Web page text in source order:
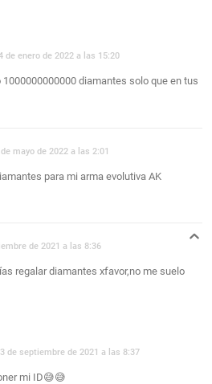
de enero de 2022 a las 15:20
1000000000000 diamantes solo que en tus
mayo de 2022 a las 2:01
para mi arma evolutiva AK
de 2021 a las 8:36
regalar diamantes xfavor,no me suelo
de septiembre de 2021 a las 8:37
mi ID😅😅